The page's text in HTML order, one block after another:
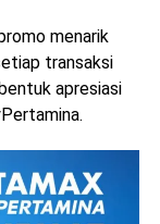
menarik
transaksi
apresiasi